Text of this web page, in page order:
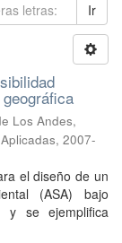
Ir
Los Andes,
, 2007-
el diseño de un
(ASA) bajo
y se ejemplifica